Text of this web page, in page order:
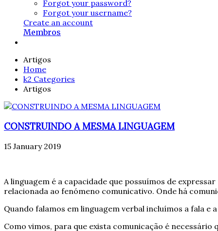
Forgot your password?
Forgot your username?
Create an account
Membros
Artigos
Home
k2 Categories
Artigos
CONSTRUINDO A MESMA LINGUAGEM
15 January 2019
A linguagem é a capacidade que possuímos de
relacionada ao fenómeno comunicativo. Onde há
Quando falamos em linguagem verbal incluímos a fala
Como vimos, para que exista comunicação é